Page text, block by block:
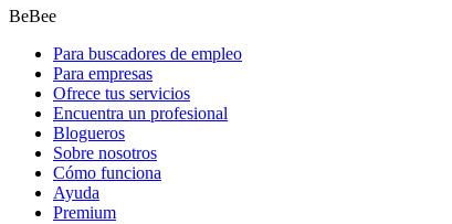
BeBee
Para buscadores de empleo
Para empresas
Ofrece tus servicios
Encuentra un profesional
Blogueros
Sobre nosotros
Cómo funciona
Ayuda
Premium